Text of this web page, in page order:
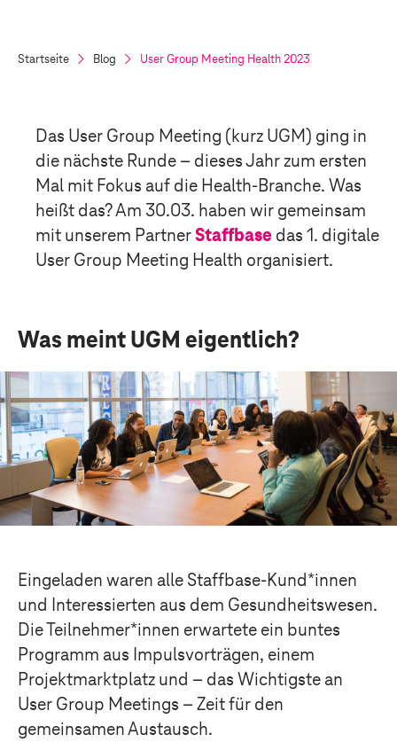
Startseite Blog User Group Meeting Health 2023
Das User Group Meeting (kurz UGM) ging in
die nächsteRunde – dieses Jahr zum ersten
Malmit Fokus auf die Health-Branche. Was
heißt das?Am 30.03. haben wir gemeinsam
mit unserem PartnerStaffbase das 1. digitale
User Group Meeting Health organisiert.
Was meint UGM eigentlich?
Eingeladen waren alleStaffbase-Kund*innen
und Interessierten aus dem Gesundheitswesen.
Die Teilnehmer*innen erwartete ein buntes
Programm aus Impulsvorträgen, einem
Projektmarktplatz und – dasWichtigstean
User Group Meetings –Zeitfürden
gemeinsamenAustausch.